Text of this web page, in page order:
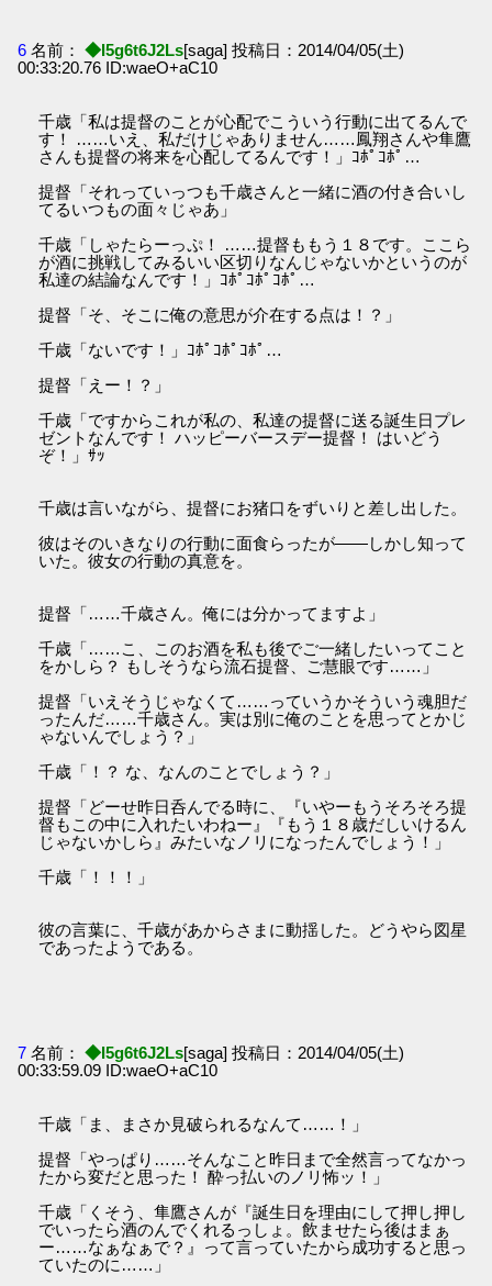
6 名前： ◆I5g6t6J2Ls[saga] 投稿日：2014/04/05(土)
00:33:20.76 ID:waeO+aC10
千歳「私は提督のことが心配でこういう行動に出てるんで
す！ ……いえ、私だけじゃありません……鳳翔さんや隼鷹
さんも提督の将来を心配してるんです！」ｺﾎﾟｺﾎﾟ…
提督「それっていっつも千歳さんと一緒に酒の付き合いし
てるいつもの面々じゃあ」
千歳「しゃたらーっぷ！ ……提督ももう１８です。ここら
が酒に挑戦してみるいい区切りなんじゃないかというのが
私達の結論なんです！」ｺﾎﾟｺﾎﾟｺﾎﾟ…
提督「そ、そこに俺の意思が介在する点は！？」
千歳「ないです！」ｺﾎﾟｺﾎﾟｺﾎﾟ…
提督「えー！？」
千歳「ですからこれが私の、私達の提督に送る誕生日プレ
ゼントなんです！ ハッピーバースデー提督！ はいどう
ぞ！」ｻｯ
千歳は言いながら、提督にお猪口をずいりと差し出した。
彼はそのいきなりの行動に面食らったが――しかし知って
いた。彼女の行動の真意を。
提督「……千歳さん。俺には分かってますよ」
千歳「……こ、このお酒を私も後でご一緒したいってこと
をかしら？ もしそうなら流石提督、ご慧眼です……」
提督「いえそうじゃなくて……っていうかそういう魂胆だ
ったんだ……千歳さん。実は別に俺のことを思ってとかじ
ゃないんでしょう？」
千歳「！？ な、なんのことでしょう？」
提督「どーせ昨日呑んでる時に、『いやーもうそろそろ提
督もこの中に入れたいわねー』『もう１８歳だしいけるん
じゃないかしら』みたいなノリになったんでしょう！」
千歳「！！！」
彼の言葉に、千歳があからさまに動揺した。どうやら図星
であったようである。
7 名前： ◆I5g6t6J2Ls[saga] 投稿日：2014/04/05(土)
00:33:59.09 ID:waeO+aC10
千歳「ま、まさか見破られるなんて……！」
提督「やっぱり……そんなこと昨日まで全然言ってなかっ
たから変だと思った！ 酔っ払いのノリ怖ッ！」
千歳「くそう、隼鷹さんが『誕生日を理由にして押し押し
でいったら酒のんでくれるっしょ。飲ませたら後はまぁ
ー……なぁなぁで？』って言っていたから成功すると思っ
ていたのに……」